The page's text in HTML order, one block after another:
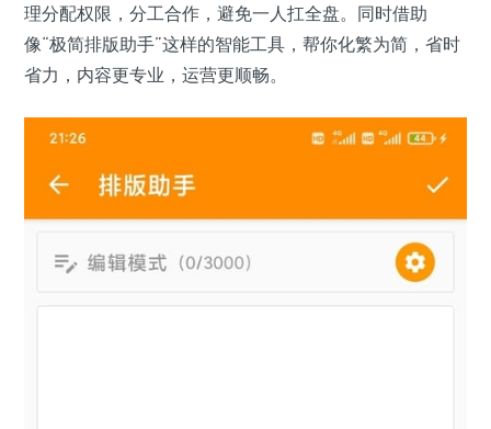
理分配权限，分工合作，避免一人扛全盘。同时借助
像“极简排版助手”这样的智能工具，帮你化繁为简，省时
省力，内容更专业，运营更顺畅。